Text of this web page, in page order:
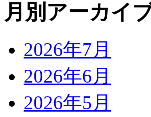
月別アーカイ
2026年7月
2026年6月
2026年5月